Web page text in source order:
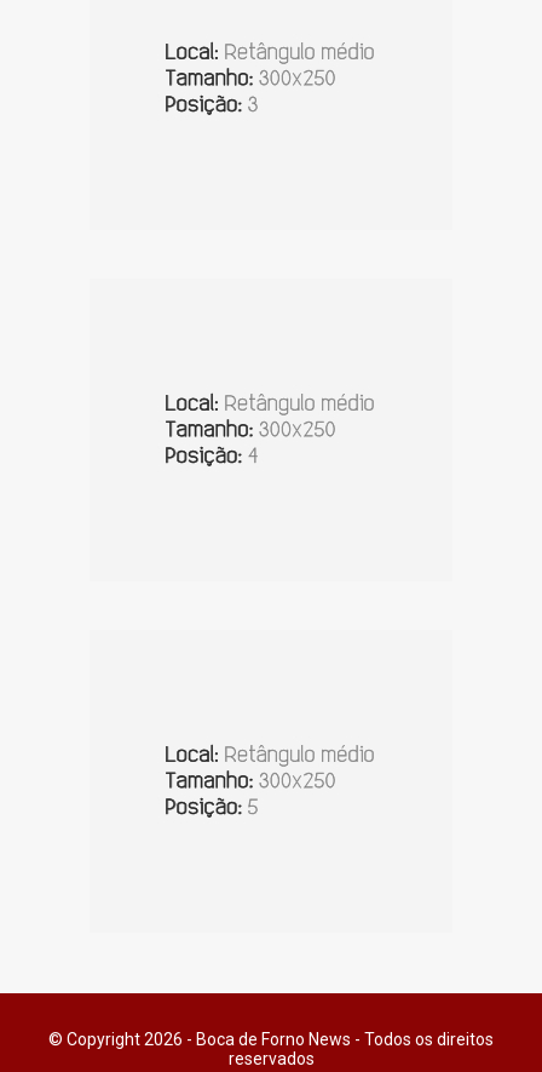
© Copyright 2026 - Boca de Forno News - Todos os direitos
reservados